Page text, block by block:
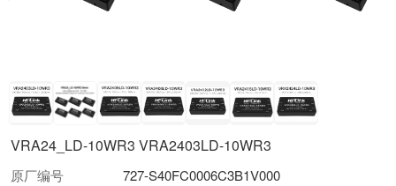
VRA24_LD-10WR3 VRA2403LD-10WR3
原厂编号
727-S40FC0006C3B1V000